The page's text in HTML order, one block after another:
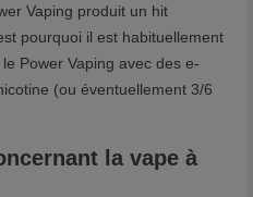
Vaping produit un hit
pourquoi il est habituellement
Power Vaping avec des e-
(ou éventuellement 3/6
la vape à